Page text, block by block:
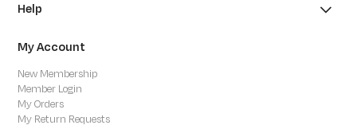
Help
My Account
New Membership
Member Login
My Orders
My Return Requests